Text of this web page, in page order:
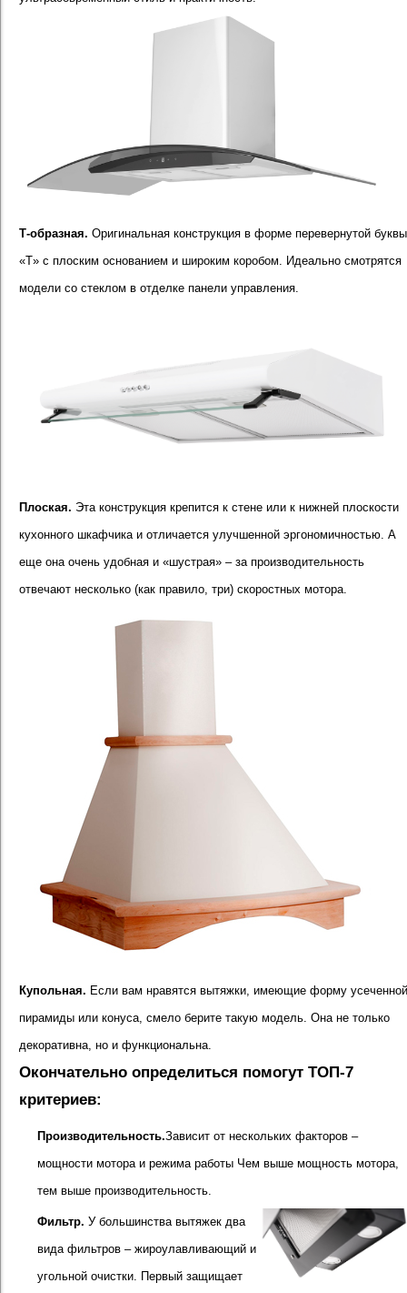
Т-образная. Оригинальная конструкция в форме перевернутой буквы
«T» с плоским основанием и широким коробом. Идеально смотрятся
модели со стеклом в отделке панели управления.
Плоская. Эта конструкция крепится к стене или к нижней плоскости
кухонного шкафчика и отличается улучшенной эргономичностью. А
еще она очень удобная и «шустрая» – за производительность
отвечают несколько (как правило, три) скоростных мотора.
Купольная. Если вам нравятся вытяжки, имеющие форму усеченной
пирамиды или конуса, смело берите такую модель. Она не только
декоративна, но и функциональна.
Окончательно определиться помогут ТОП-7
критериев:
Производительность.Зависит от нескольких факторов –
мощности мотора и режима работы Чем выше мощность мотора,
тем выше производительность.
Фильтр. У большинства вытяжек два
вида фильтров – жироулавливающий и
угольной очистки. Первый защищает